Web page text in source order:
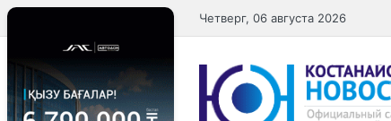
Перейти
к
содержимому
Четверг, 06 августа 2026